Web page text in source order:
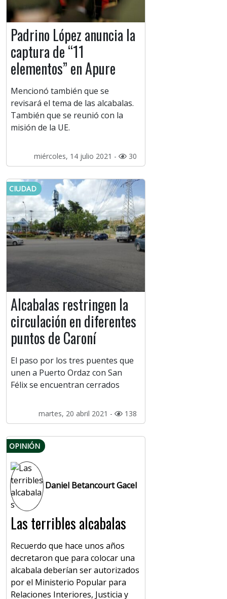
Padrino López anuncia la
captura de “11
elementos” en Apure
Mencionó también que se
revisará el tema de las alcabalas.
También que se reunió con la
misión de la UE.
miércoles, 14 julio 2021 - 30
CIUDAD
Alcabalas restringen la
circulación en diferentes
puntos de Caroní
El paso por los tres puentes que
unen a Puerto Ordaz con San
Félix se encuentran cerrados
martes, 20 abril 2021 - 138
OPINIÓN
Daniel Betancourt Gacel
Las terribles alcabalas
Recuerdo que hace unos años
decretaron que para colocar una
alcabala deberían ser autorizados
por el Ministerio Popular para
Relaciones Interiores, Justicia y